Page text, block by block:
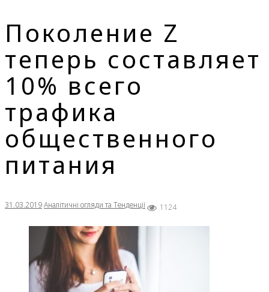
Поколение Z
теперь составляет
10% всего
трафика
общественного
питания
31.03.2019Аналітичні огляди та Тенденції 1124